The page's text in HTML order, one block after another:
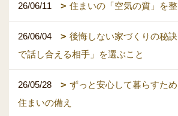
26/06/11 住まいの「空気の質」を
26/06/04
後悔しない家づくりの秘
で話し合える相手」を選ぶこと
26/05/28
ずっと安心して暮らすた
住まいの備え